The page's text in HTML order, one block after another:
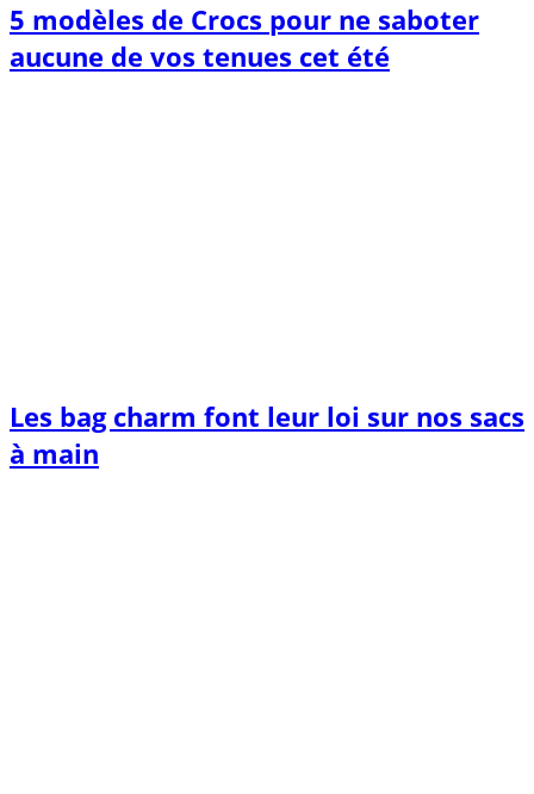
5 modèles de Crocs pour ne saboter
aucune de vos tenues cet été
Les bag charm font leur loi sur nos sacs
à main